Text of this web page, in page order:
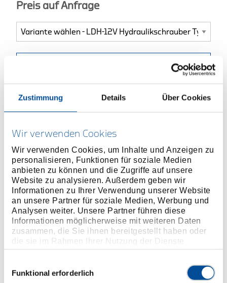
Zustimmung Details Über Cookies
Wir verwenden Cookies
Wir verwenden Cookies, um Inhalte und Anzeigen zu
personalisieren, Funktionen für soziale Medien
anbieten zu können und die Zugriffe auf unsere
Website zu analysieren. Außerdem geben wir
Informationen zu Ihrer Verwendung unserer Website
an unsere Partner für soziale Medien, Werbung und
Analysen weiter. Unsere Partner führen diese
Informationen möglicherweise mit weiteren Daten
zusammen, die Sie ihnen bereitgestellt haben oder
die sie im Rahmen Ihrer Nutzung der Dienste
gesammelt haben. Unsere vollständige
Funktional erforderlich
Preis auf Anfrage
MEHR INFORMATIONEN ÜBER
Produktlinie
Produktbeschreibung
Schnellwechselmechanismus für ein blitzschnelles
Umsetzen der Reaktionsarme
Druckbolzentechnik für einfaches Umstecken des
Antriebsvierkantes beim Drehrichtungswechsel
Integriertes Überdruckventil im Hydraulikanschluss